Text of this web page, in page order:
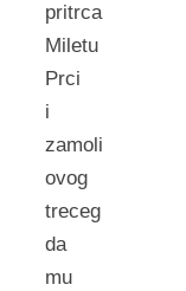
pritrca
Miletu
Prci
i
zamoli
ovog
treceg
da
mu